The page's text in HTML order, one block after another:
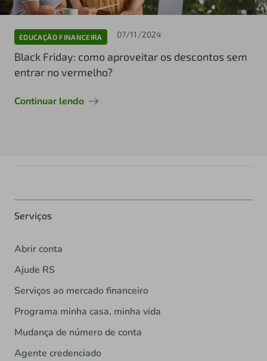
EDUCAÇÃO FINANCEIRA 07/11/2024
Black Friday: como aproveitar os descontos sem
entrar no vermelho?
Continuar lendo
Serviços
Abrir conta
Ajude RS
Serviços ao mercado financeiro
Programa minha casa, minha vida
Mudança de número de conta
Agente credenciado